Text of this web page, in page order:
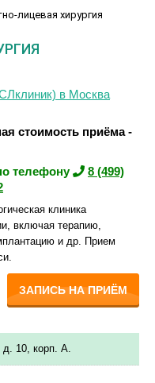
лицевая хирургия
в Москва
стоимость приёма -
телефону
8 (499)
клиника
включая терапию,
и др. Прием
ЗАПИСЬ НА ПРИЁМ
д. 10, корп. А.